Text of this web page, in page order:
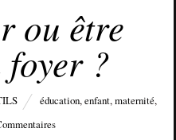
ou être
foyer ?
éducation,enfant,maternité,